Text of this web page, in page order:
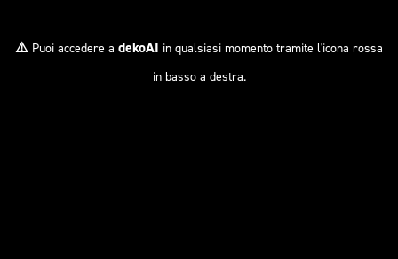
⚠️ Puoi accedere a dekoAI in qualsiasi momento tramite l'icona rossa
in basso a destra.